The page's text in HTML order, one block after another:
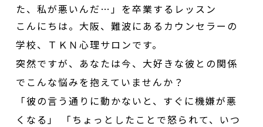
た、私が悪いんだ…」を卒業するレッスン
こんにちは。大阪、難波にあるカウンセラーの
学校、ＴＫＮ心理サロンです。
突然ですが、あなたは今、大好きな彼との関係
でこんな悩みを抱えていませんか？
「彼の言う通りに動かないと、すぐに機嫌が悪
くなる」 「ちょっとしたことで怒られて、いつ